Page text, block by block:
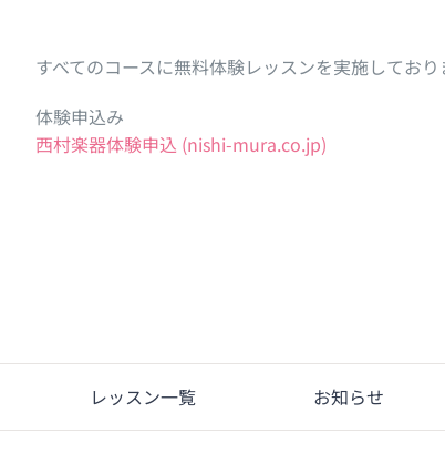
すべてのコースに無料体験レッスンを実施してお
体験申込み
西村楽器体験申込 (nishi-mura.co.jp)
レッスン一覧 お知らせ